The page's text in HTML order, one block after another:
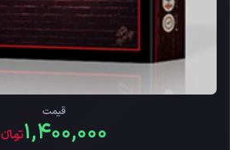
قیمت
۱,۴۰۰,۰۰۰تومانءء